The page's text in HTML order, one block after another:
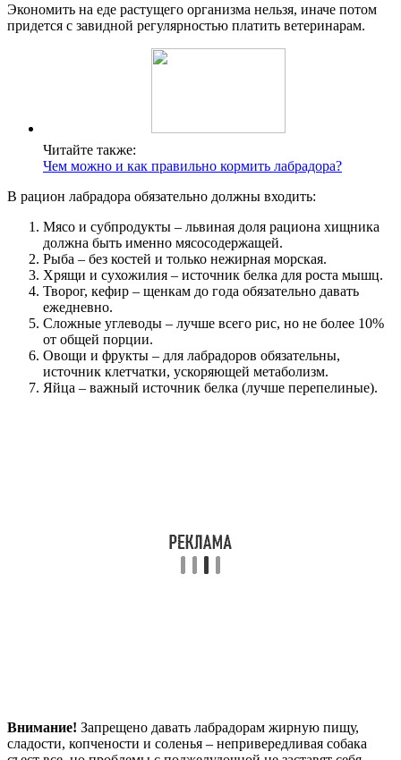
Экономить на еде растущего организма нельзя, иначе потом
придется с завидной регулярностью платить ветеринарам.
Читайте также:
Чем можно и как правильно кормить лабрадора?
В рацион лабрадора обязательно должны входить:
Мясо и субпродукты – львиная доля рациона хищника
должна быть именно мясосодержащей.
Рыба – без костей и только нежирная морская.
Хрящи и сухожилия – источник белка для роста мышц.
Творог, кефир – щенкам до года обязательно давать
ежедневно.
Сложные углеводы – лучше всего рис, но не более 10%
от общей порции.
Овощи и фрукты – для лабрадоров обязательны,
источник клетчатки, ускоряющей метаболизм.
Яйца – важный источник белка (лучше перепелиные).
Внимание! Запрещено давать лабрадорам жирную пищу,
сладости, копчености и соленья – непривередливая собака